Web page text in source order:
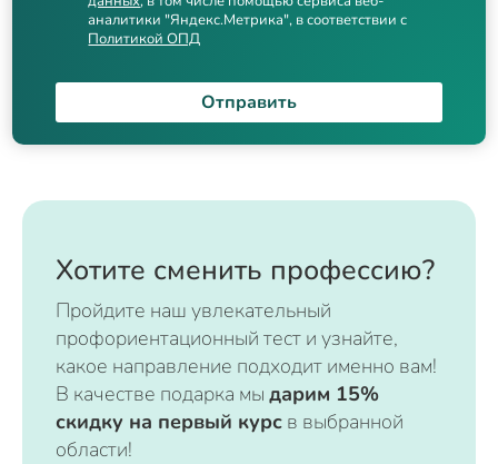
аналитики "Яндекс.Метрика", в соответствии с
Политикой ОПД
Отправить
Хотите сменить профессию?
Пройдите наш увлекательный
профориентационный тест и узнайте,
какое направление подходит именно вам!
В качестве подарка мы дарим 15%
скидку на первый курс в выбранной
области!